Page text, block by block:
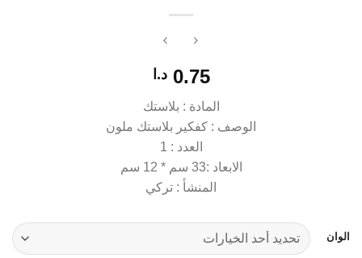
0.75 د.ا
المادة : بلاستك
الوصف : كفكير بلاستك ملون
العدد : 1
الابعاد :33 سم * 12 سم
المنشأ : تركي
الوان